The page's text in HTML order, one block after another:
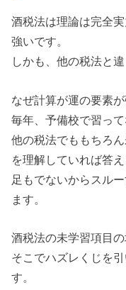
酒税法は理論は完全
強いです。
しかも、他の税法と
なぜ計算が運の要素が
毎年、予備校で習っ
他の税法でももちろ
を理解していれば答
足もでないからスル
ます。
酒税法の未学習項目
そこでハズレくじを
す。